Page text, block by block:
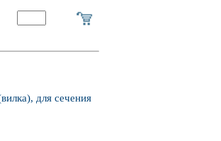
для сечения